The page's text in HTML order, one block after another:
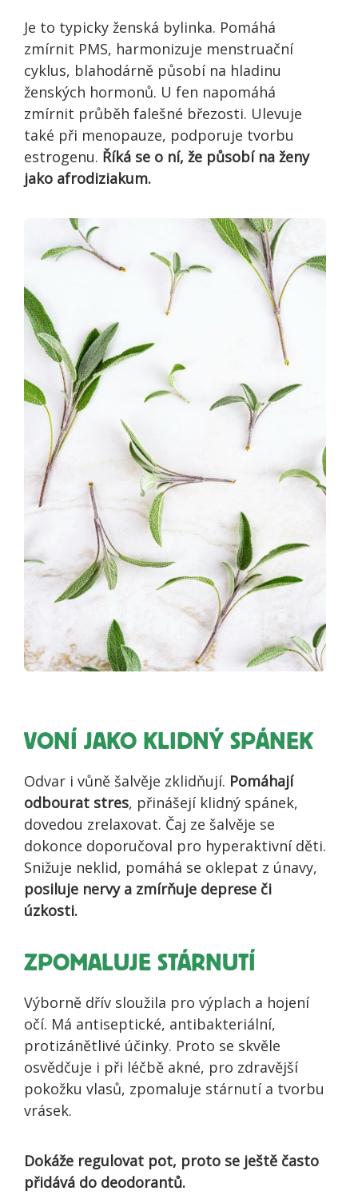
Je to typicky ženská bylinka. Pomáhá
zmírnit PMS, harmonizuje menstruační
cyklus, blahodárně působí na hladinu
ženských hormonů. U fen napomáhá
zmírnit průběh falešné březosti. Ulevuje
také při menopauze, podporuje tvorbu
estrogenu. Říká se o ní, že působí na ženy
jako afrodiziakum.
VONÍ JAKO KLIDNÝ SPÁNEK
Odvar i vůně šalvěje zklidňují. Pomáhají
odbourat stres, přinášejí klidný spánek,
dovedou zrelaxovat. Čaj ze šalvěje se
dokonce doporučoval pro hyperaktivní děti.
Snižuje neklid, pomáhá se oklepat z únavy,
posiluje nervy a zmírňuje deprese či
úzkosti.
ZPOMALUJE STÁRNUTÍ
Výborně dřív sloužila pro výplach a hojení
očí. Má antiseptické, antibakteriální,
protizánětlivé účinky. Proto se skvěle
osvědčuje i při léčbě akné, pro zdravější
pokožku vlasů, zpomaluje stárnutí a tvorbu
vrásek.
Dokáže regulovat pot, proto se ještě často
přidává do deodorantů.